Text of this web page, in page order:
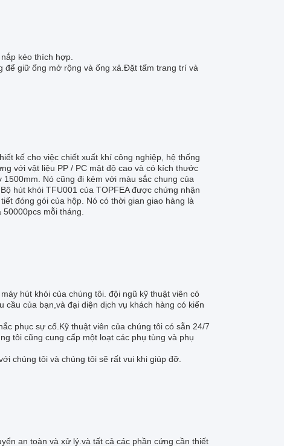
kéo thích hợp.
để giữ ống mở rộng và ống xả.Đặt tấm trang trí và
kế cho việc chiết xuất khí công nghiệp, hệ thống
với vật liệu PP / PC mật độ cao và có kích thước
Nó cũng đi kèm với màu sắc chung của
hút khói TFU001 của TOPFEA được chứng nhận
đóng gói của hộp. Nó có thời gian giao hàng là
mỗi tháng.
hút khói của chúng tôi. đội ngũ kỹ thuật viên có
của bạn,và đại diện dịch vụ khách hàng có kiến
phục sự cố.Kỹ thuật viên của chúng tôi có sẵn 24/7
tôi cũng cung cấp một loạt các phụ tùng và phụ
chúng tôi và chúng tôi sẽ rất vui khi giúp đỡ.
an toàn và xử lý.và tất cả các phần cứng cần thiết